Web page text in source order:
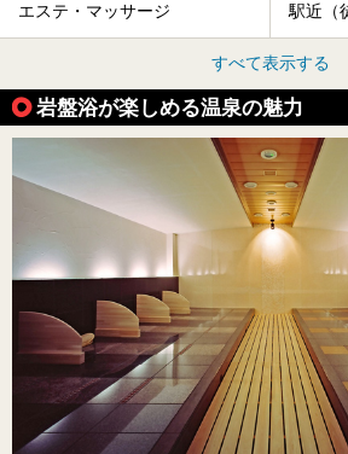
エステ・マッサージ 駅近（
すべて表示する
岩盤浴が楽しめる温泉の魅力